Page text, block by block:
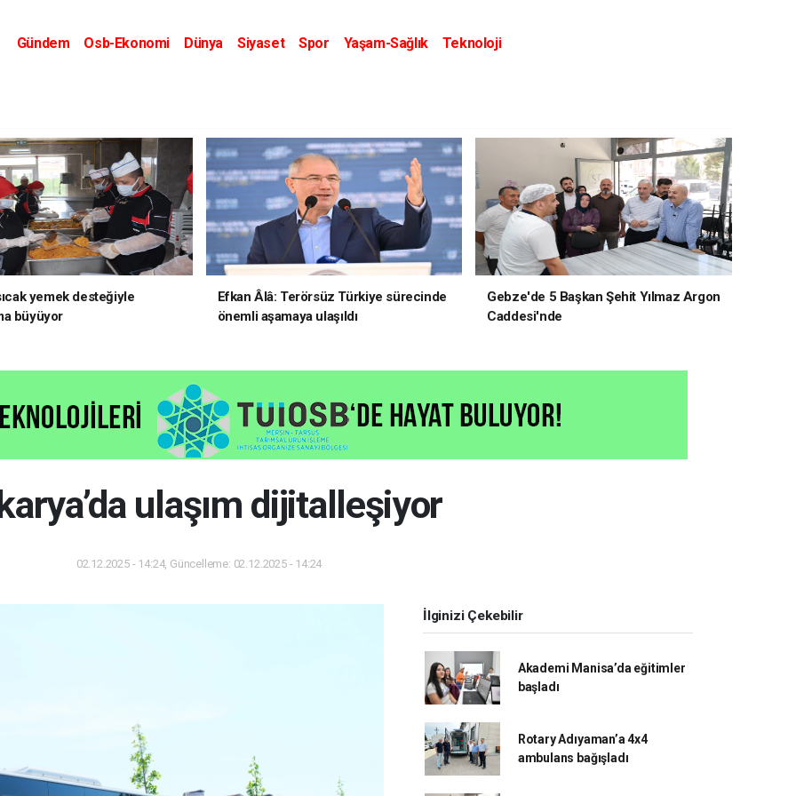
Gündem Osb-Ekonomi Dünya Siyaset Spor Yaşam-Sağlık
Teknoloji
yemek desteğiyle
büyüyor
Efkan Âlâ: Terörsüz Türkiye sürecinde
önemli aşamaya ulaşıldı
Gebze'de 5 Başkan Şehit Yılmaz Argon
Caddesi'nde
ulaşım dijitalleşiyor
02.12.2025 - 14:24, Güncelleme: 02.12.2025 - 14:24
İlginizi Çekebilir
Akademi Manisa’da eğitimler
başladı
Rotary Adıyaman’a 4x4
ambulans bağışladı